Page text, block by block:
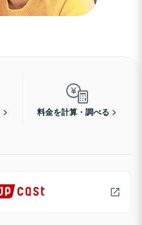
料金を計算・調べる